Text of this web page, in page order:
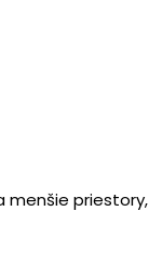
menšie priestory,